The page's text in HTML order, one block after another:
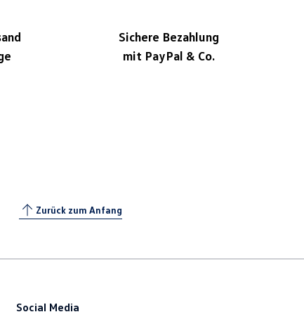
Sichere Bezahlung
mit PayPal & Co.
Zurück zum Anfang
Social Media